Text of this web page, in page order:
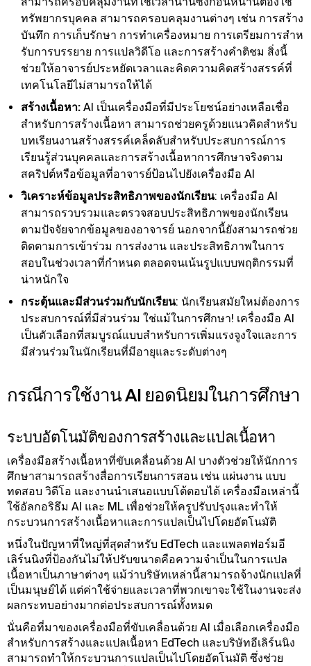
ทรัพยากรบุคคล สามารถครอบคลุมงานต่างๆ เช่น การสร้าง
บันทึก การเก็บรักษา การทําเครื่องหมาย การเตรียมการสําห
รับการบรรยาย การแปลวิดีโอ และการสร้างคําติชม สิ่งนี้
ช่วยให้อาจารย์ประหยัดเวลาและคิดความคิดสร้างสรรค์ที่
เทคโนโลยีไม่สามารถให้ได้
สร้างเนื้อหา: AI เป็นเครื่องมือที่มีประโยชน์อย่างเหลือเชื่อ
สําหรับการสร้างเนื้อหา สามารถช่วยครูด้วยแนวคิดสําหรับ
บทเรียนงานสร้างสรรค์เคล็ดลับสําหรับประสบการณ์การ
เรียนรู้ส่วนบุคคลและการสร้างเนื้อหาการศึกษาจริงตาม
สคริปต์หรือข้อมูลที่อาจารย์ป้อนไปยังเครื่องมือ AI
วิเคราะห์ข้อมูลประสิทธิภาพของนักเรียน: เครื่องมือ AI
สามารถรวบรวมและตรวจสอบประสิทธิภาพของนักเรียน
ตามปัจจัยจากข้อมูลของอาจารย์ นอกจากนี้ยังสามารถช่วย
ติดตามการเข้าร่วม การส่งงาน และประสิทธิภาพในการ
สอบในช่วงเวลาที่กําหนด ตลอดจนเน้นรูปแบบพฤติกรรมที่
น่าหนักใจ
กระตุ้นและมีส่วนร่วมกับนักเรียน: นักเรียนสมัยใหม่ต้องการ
ประสบการณ์ที่มีส่วนร่วม ใช่แม้ในการศึกษา! เครื่องมือ AI
เป็นตัวเลือกที่สมบูรณ์แบบสําหรับการเพิ่มแรงจูงใจและการ
มีส่วนร่วมในนักเรียนที่มีอายุและระดับต่างๆ
กรณีการใช้งาน AI ยอดนิยมในการศึกษา
ระบบอัตโนมัติของการสร้างและแปลเนื้อหา
เครื่องมือสร้างเนื้อหาที่ขับเคลื่อนด้วย AI บางตัวช่วยให้นักการ
ศึกษาสามารถสร้างสื่อการเรียนการสอน เช่น แผ่นงาน แบบ
ทดสอบ วิดีโอ และงานนําเสนอแบบโต้ตอบได้ เครื่องมือเหล่านี้
ใช้อัลกอริธึม AI และ ML เพื่อช่วยให้ครูปรับปรุงและทําให้
กระบวนการสร้างเนื้อหาและการแปลเป็นไปโดยอัตโนมัติ
หนึ่งในปัญหาที่ใหญ่ที่สุดสําหรับ EdTech และแพลตฟอร์มอี
เลิร์นนิงที่ป้องกันไม่ให้ปรับขนาดคือความจําเป็นในการแปล
เนื้อหาเป็นภาษาต่างๆ แม้ว่าบริษัทเหล่านี้สามารถจ้างนักแปลที่
เป็นมนุษย์ได้ แต่ค่าใช้จ่ายและเวลาที่พวกเขาจะใช้ในงานจะส่ง
ผลกระทบอย่างมากต่อประสบการณ์ทั้งหมด
นั่นคือที่มาของเครื่องมือที่ขับเคลื่อนด้วย AI เมื่อเลือกเครื่องมือ
สําหรับการสร้างและแปลเนื้อหา EdTech และบริษัทอีเลิร์นนิง
สามารถทําให้กระบวนการแปลเป็นไปโดยอัตโนมัติ ซึ่งช่วย